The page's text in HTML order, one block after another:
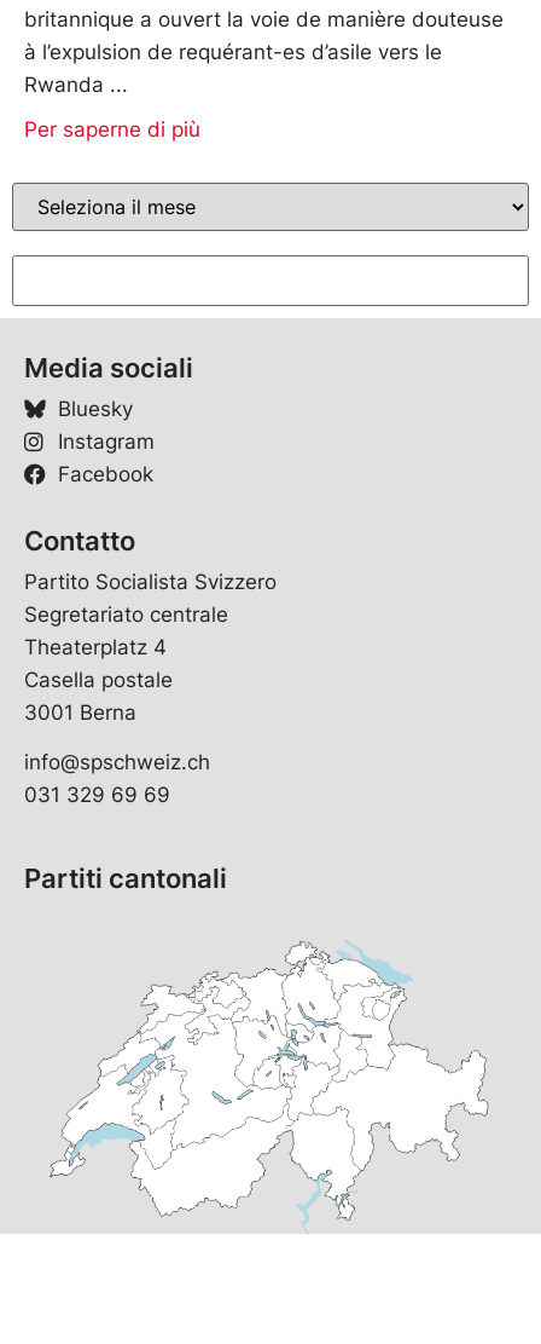
britannique a ouvert la voie de manière douteuse
à l’expulsion de requérant-es d’asile vers le
Rwanda
Per saperne di più
Media sociali
Bluesky
Instagram
Facebook
Contatto
Partito Socialista Svizzero
Segretariato centrale
Theaterplatz 4
Casella postale
3001 Berna
info@spschweiz.ch
031 329 69 69
Partiti cantonali